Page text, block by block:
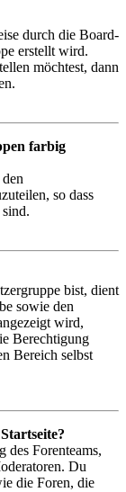
durch die Board-
erstellt wird.
möchtest, dann
farbig
so dass
bist, dient
sowie den
wird,
Berechtigung
Bereich selbst
des Forenteams,
Du
die Foren, die